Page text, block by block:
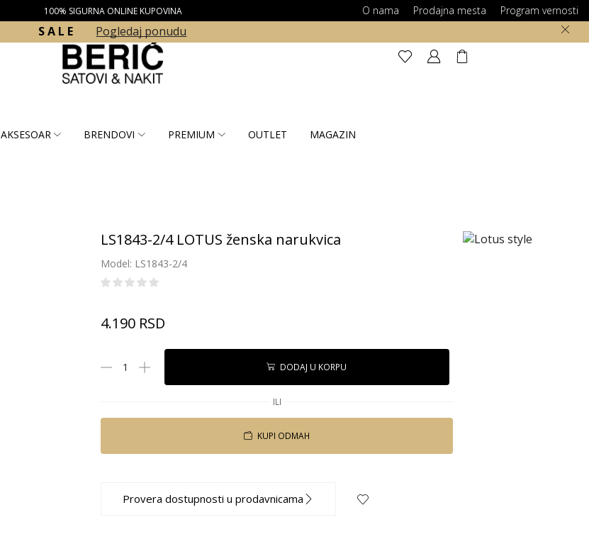
100% SIGURNA ONLINE KUPOVINA O nama Prodajna mesta Program vernosti
S A L E Pogledaj ponudu
AKSESOAR BRENDOVI PREMIUM OUTLET MAGAZIN
LS1843-2/4 LOTUS ženska narukvica
Model: LS1843-2/4
4.190 RSD
DODAJ U KORPU
ILI
KUPI ODMAH
Provera dostupnosti u prodavnicama